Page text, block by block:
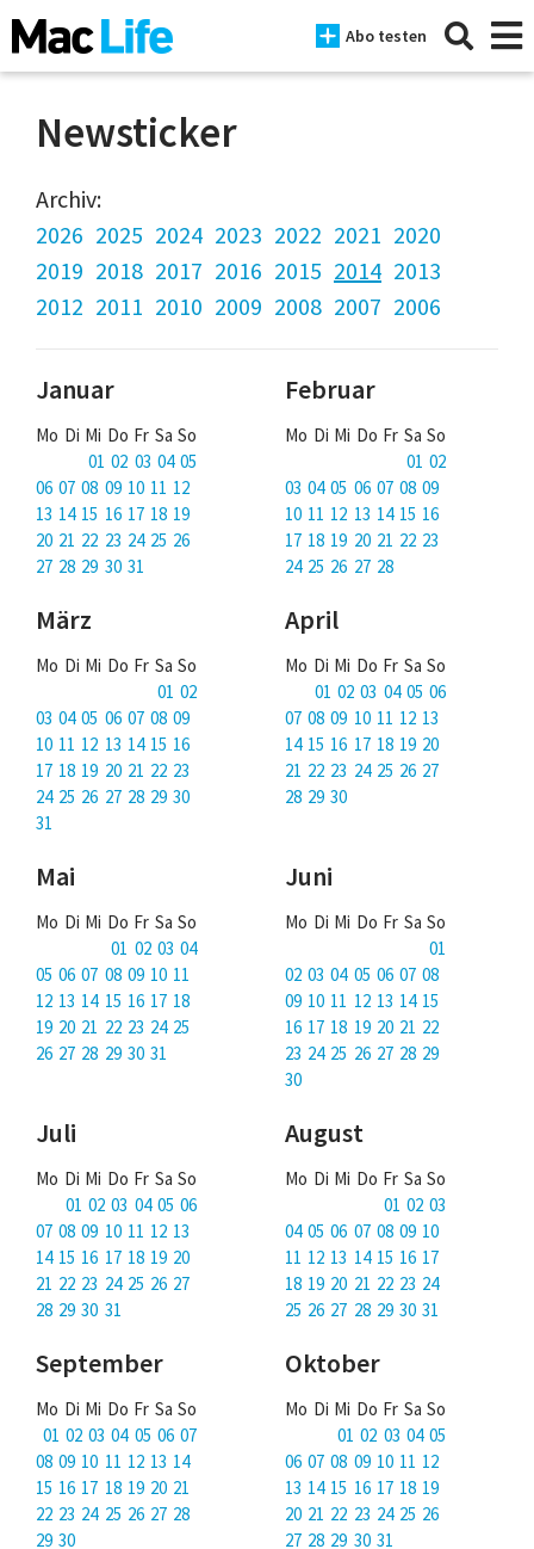
Abo testen
News
iPhone
Mac
Tests
Tipps
Magazine
Über uns
Mac Life+
Anmelden
Newsticker
Archiv:
2026 2025 2024 2023 2022 2021 2020
2019 2018 2017 2016 2015 2014 2013
2012 2011 2010 2009 2008 2007 2006
Januar
Mo Di Mi Do Fr Sa So
01 02 03 04 05
06 07 08 09 10 11 12
13 14 15 16 17 18 19
20 21 22 23 24 25 26
27 28 29 30 31
Februar
Mo Di Mi Do Fr Sa So
01 02
03 04 05 06 07 08 09
10 11 12 13 14 15 16
17 18 19 20 21 22 23
24 25 26 27 28
März
Mo Di Mi Do Fr Sa So
01 02
03 04 05 06 07 08 09
10 11 12 13 14 15 16
17 18 19 20 21 22 23
24 25 26 27 28 29 30
31
April
Mo Di Mi Do Fr Sa So
01 02 03 04 05 06
07 08 09 10 11 12 13
14 15 16 17 18 19 20
21 22 23 24 25 26 27
28 29 30
Mai
Mo Di Mi Do Fr Sa So
01 02 03 04
05 06 07 08 09 10 11
12 13 14 15 16 17 18
19 20 21 22 23 24 25
26 27 28 29 30 31
Juni
Mo Di Mi Do Fr Sa So
01
02 03 04 05 06 07 08
09 10 11 12 13 14 15
16 17 18 19 20 21 22
23 24 25 26 27 28 29
30
Juli
Mo Di Mi Do Fr Sa So
01 02 03 04 05 06
07 08 09 10 11 12 13
14 15 16 17 18 19 20
21 22 23 24 25 26 27
28 29 30 31
August
Mo Di Mi Do Fr Sa So
01 02 03
04 05 06 07 08 09 10
11 12 13 14 15 16 17
18 19 20 21 22 23 24
25 26 27 28 29 30 31
September
Mo Di Mi Do Fr Sa So
01 02 03 04 05 06 07
08 09 10 11 12 13 14
15 16 17 18 19 20 21
22 23 24 25 26 27 28
29 30
Oktober
Mo Di Mi Do Fr Sa So
01 02 03 04 05
06 07 08 09 10 11 12
13 14 15 16 17 18 19
20 21 22 23 24 25 26
27 28 29 30 31